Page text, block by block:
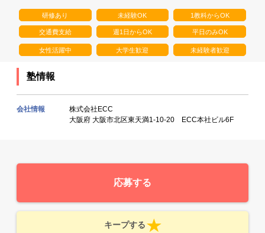
研修あり 未経験OK 1教科からOK
交通費支給 週1日からOK 平日のみOK
女性活躍中 大学生歓迎 未経験者歓迎
塾情報
会社情報
株式会社ECC
大阪府 大阪市北区東天満1-10-20 ECC本社ビル6F
応募する
キープする